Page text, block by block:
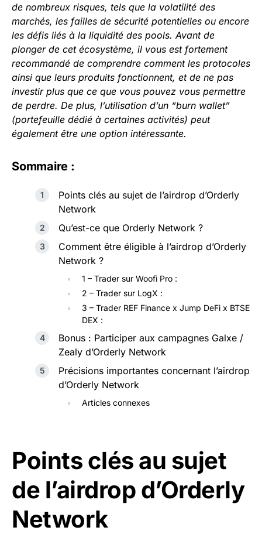
de nombreux risques, tels que la volatilité des
marchés, les failles de sécurité potentielles ou encore
les défis liés à la liquidité des pools. Avant de
plonger de cet écosystème, il vous est fortement
recommandé de comprendre comment les protocoles
ainsi que leurs produits fonctionnent, et de ne pas
investir plus que ce que vous pouvez vous permettre
de perdre. De plus, l’utilisation d’un “burn wallet”
(portefeuille dédié à certaines activités) peut
également être une option intéressante.
Sommaire :
Points clés au sujet de l’airdrop d’Orderly
Network
Qu’est-ce que Orderly Network ?
Comment être éligible à l’airdrop d’Orderly
Network ?
1 – Trader sur Woofi Pro :
2 – Trader sur LogX :
3 – Trader REF Finance x Jump DeFi x BTSE
DEX :
Bonus : Participer aux campagnes Galxe /
Zealy d’Orderly Network
Précisions importantes concernant l’airdrop
d’Orderly Network
Articles connexes
Points clés au sujet
de l’airdrop d’Orderly
Network